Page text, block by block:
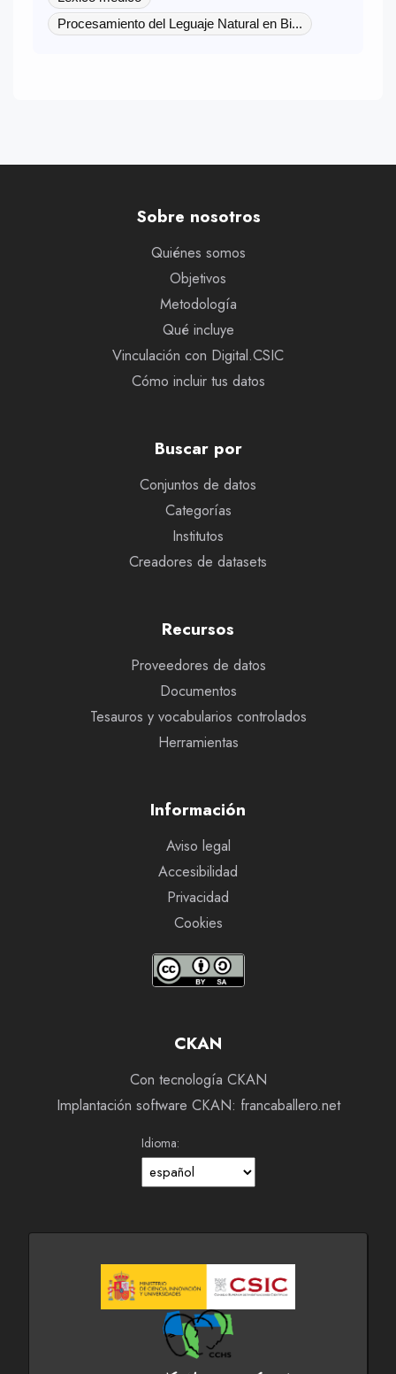
Procesamiento del Leguaje Natural en Bi...
Sobre nosotros
Quiénes somos
Objetivos
Metodología
Qué incluye
Vinculación con Digital.CSIC
Cómo incluir tus datos
Buscar por
Conjuntos de datos
Categorías
Institutos
Creadores de datasets
Recursos
Proveedores de datos
Documentos
Tesauros y vocabularios controlados
Herramientas
Información
Aviso legal
Accesibilidad
Privacidad
Cookies
CKAN
Con tecnología CKAN
Implantación software CKAN: francaballero.net
Idioma